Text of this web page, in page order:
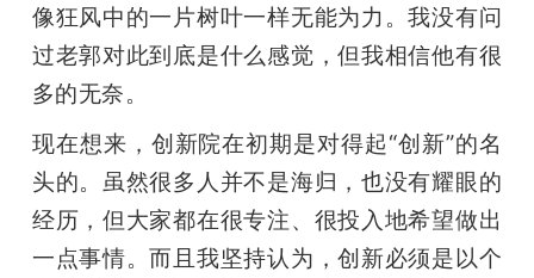
像狂风中的一片树叶一样无能为力。我没有问
过老郭对此到底是什么感觉，但我相信他有很
多的无奈。
现在想来，创新院在初期是对得起“创新”的名
头的。虽然很多人并不是海归，也没有耀眼的
经历，但大家都在很专注、很投入地希望做出
一点事情。而且我坚持认为，创新必须是以个